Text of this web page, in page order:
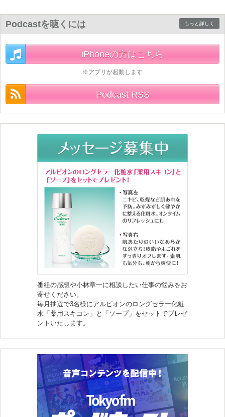
Podcastを聴くには もっと詳しく
iPhoneの方はこちら
※アプリが起動します
Podcast RSS
番組の感想や小林章一に相談したい仕事の悩みをお
寄せください。
毎月抽選で3名様にアルビオンのロングセラー化粧
水「薬用スキコン」と「ソープ」をセットでプレゼ
ントいたします。